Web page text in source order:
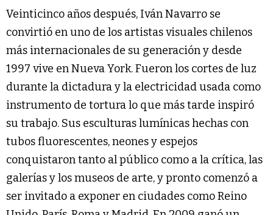
Veinticinco años después, Iván Navarro se
convirtió en uno de los artistas visuales chilenos
más internacionales de su generación y desde
1997 vive en Nueva York. Fueron los cortes de luz
durante la dictadura y la electricidad usada como
instrumento de tortura lo que más tarde inspiró
su trabajo. Sus esculturas lumínicas hechas con
tubos fluorescentes, neones y espejos
conquistaron tanto al público como a la crítica, las
galerías y los museos de arte, y pronto comenzó a
ser invitado a exponer en ciudades como Reino